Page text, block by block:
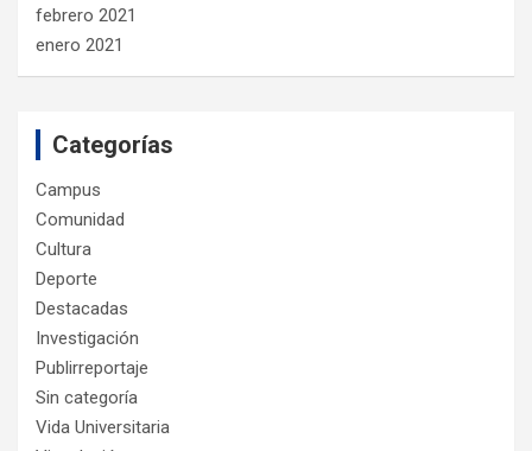
febrero 2021
enero 2021
Categorías
Campus
Comunidad
Cultura
Deporte
Destacadas
Investigación
Publirreportaje
Sin categoría
Vida Universitaria